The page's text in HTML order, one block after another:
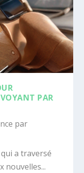
PAR
par
a traversé
nouvelles...